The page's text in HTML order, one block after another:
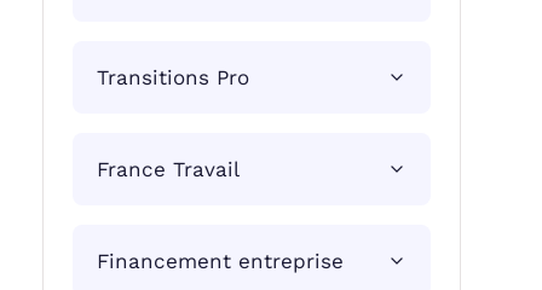
Transitions Pro
France Travail
Financement entreprise